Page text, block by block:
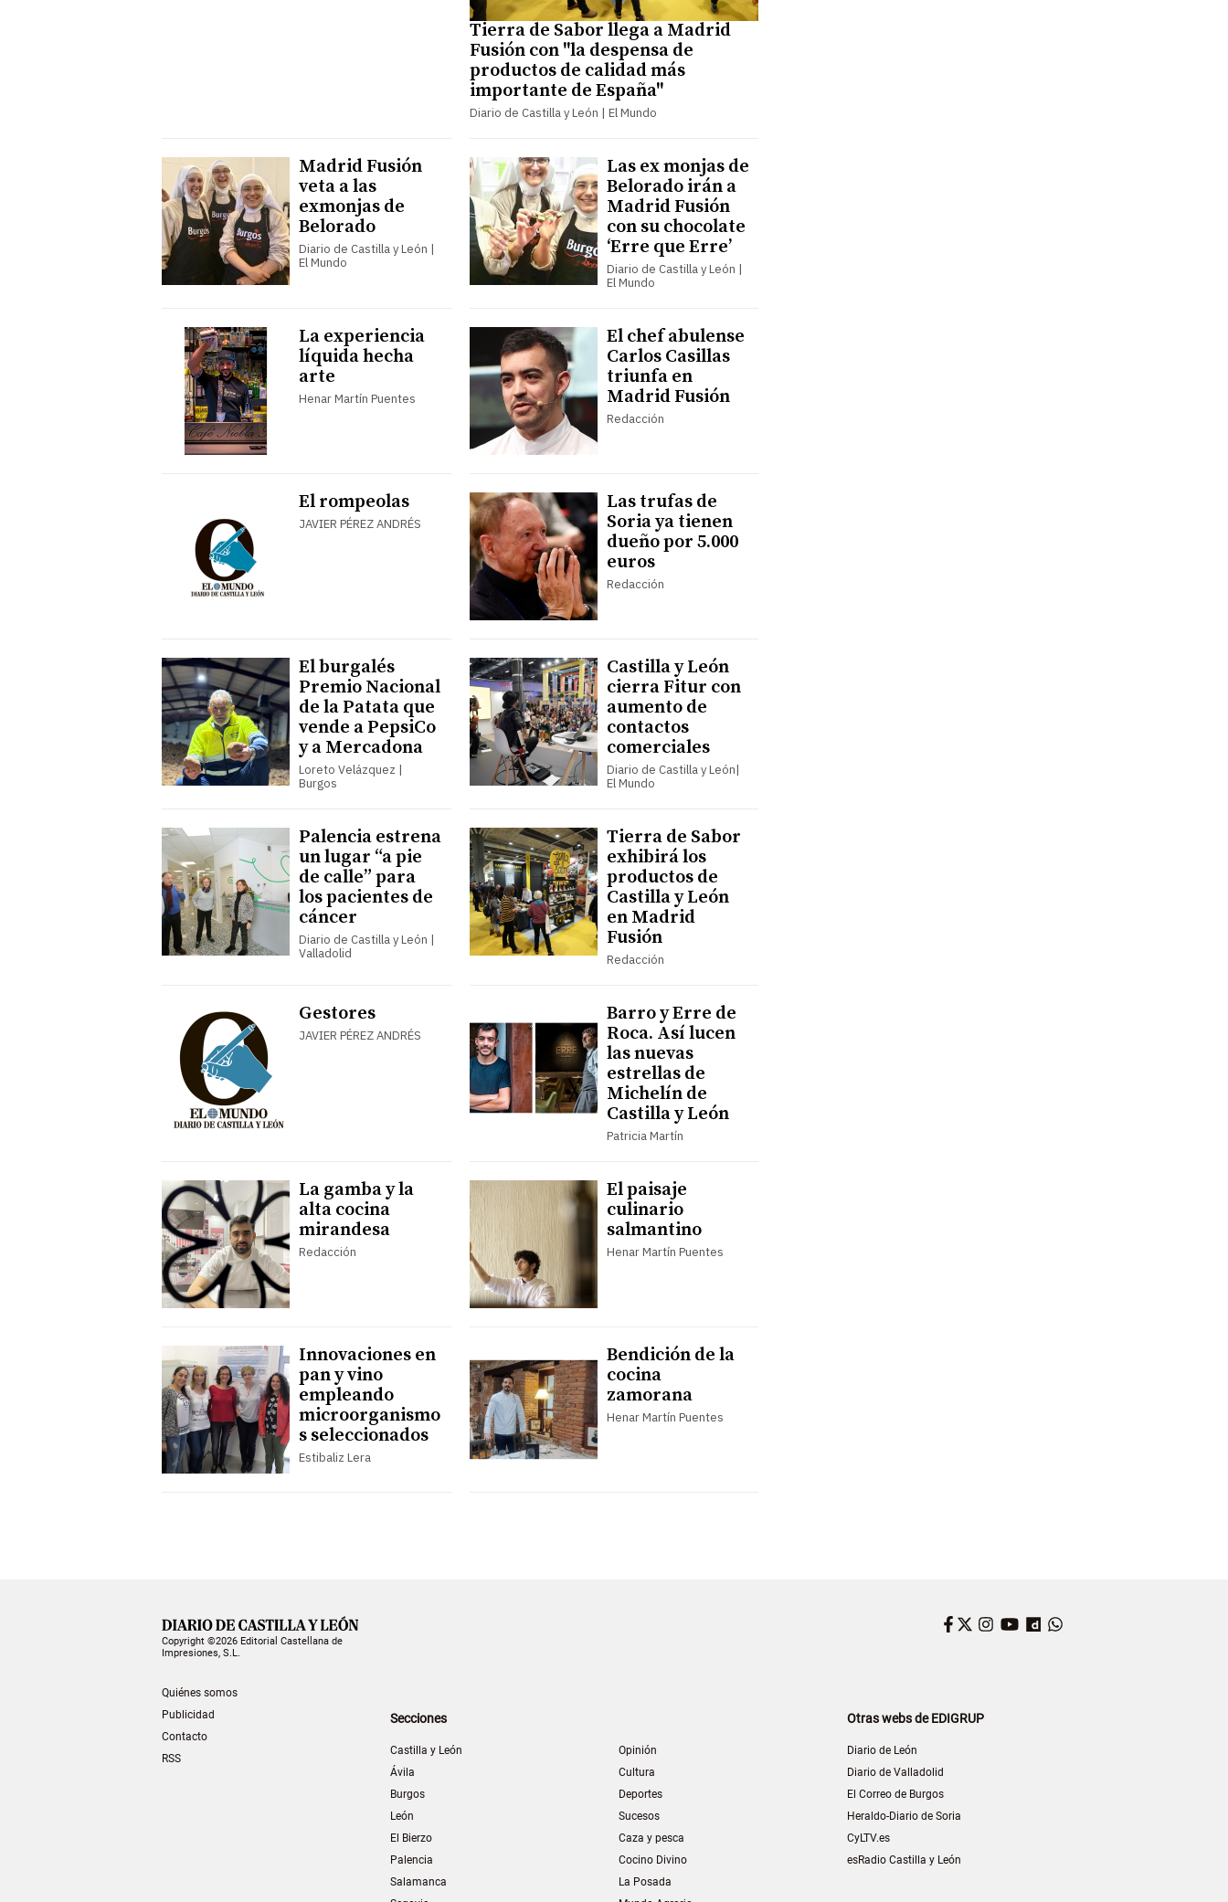
Tierra de Sabor llega a Madrid
Fusión con "la despensa de
productos de calidad más
importante de España"
Diario de Castilla y León | El Mundo
Madrid Fusión
veta a las
exmonjas de
Belorado
Diario de Castilla y León |
El Mundo
Las ex monjas de
Belorado irán a
Madrid Fusión
con su chocolate
‘Erre que Erre’
Diario de Castilla y León |
El Mundo
La experiencia
líquida hecha
arte
Henar Martín Puentes
El chef abulense
Carlos Casillas
triunfa en
Madrid Fusión
Redacción
El rompeolas
JAVIER PÉREZ ANDRÉS
Las trufas de
Soria ya tienen
dueño por 5.000
euros
Redacción
El burgalés
Premio Nacional
de la Patata que
vende a PepsiCo
y a Mercadona
Loreto Velázquez |
Burgos
Castilla y León
cierra Fitur con
aumento de
contactos
comerciales
Diario de Castilla y León|
El Mundo
Palencia estrena
un lugar “a pie
de calle” para
los pacientes de
cáncer
Diario de Castilla y León |
Valladolid
Tierra de Sabor
exhibirá los
productos de
Castilla y León
en Madrid
Fusión
Redacción
Gestores
JAVIER PÉREZ ANDRÉS
Barro y Erre de
Roca. Así lucen
las nuevas
estrellas de
Michelín de
Castilla y León
Patricia Martín
La gamba y la
alta cocina
mirandesa
Redacción
El paisaje
culinario
salmantino
Henar Martín Puentes
Innovaciones en
pan y vino
empleando
microorganismo
s seleccionados
Estibaliz Lera
Bendición de la
cocina
zamorana
Henar Martín Puentes
Copyright ©2026 Editorial Castellana de
Impresiones, S.L.
Quiénes somos
Publicidad
Contacto
RSS
Facebook
Twitter
Instagram
YouTube
Dailymotion
Secciones
Castilla y León
Ávila
Burgos
León
El Bierzo
Palencia
Salamanca
Opinión
Cultura
Deportes
Sucesos
Caza y pesca
Cocino Divino
La Posada
Otras webs de EDIGRUP
Diario de León
Diario de Valladolid
El Correo de Burgos
Heraldo-Diario de Soria
CyLTV.es
esRadio Castilla y León